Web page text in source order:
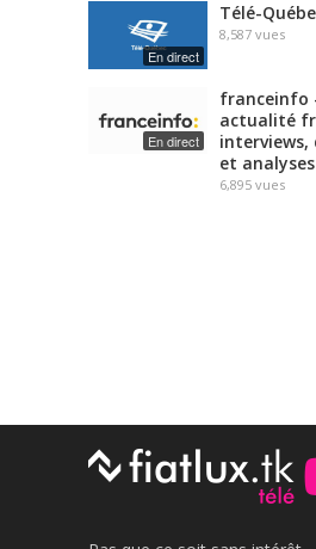
En direct
Télé-
8,587 vues
En direct
franceinfo
actualité
interviews,
et analyses
6,895 vues